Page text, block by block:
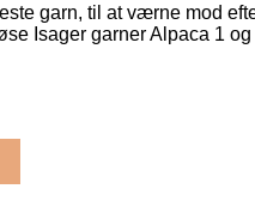
garn, til at værne mod
Isager garner Alpaca 1